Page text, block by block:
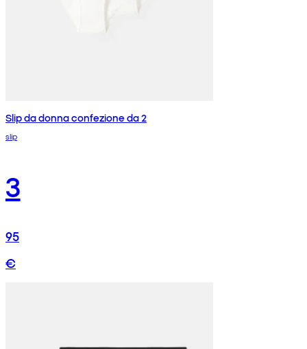
Slip da donna confezione da 2
slip
3
95
€